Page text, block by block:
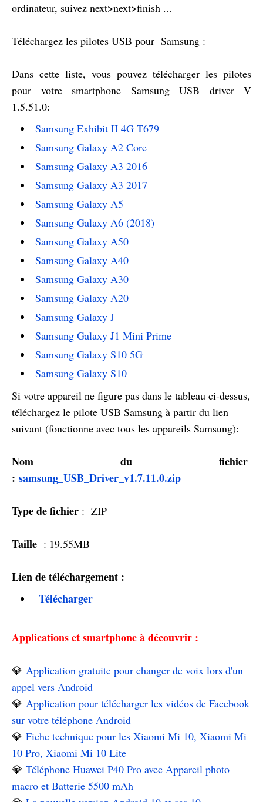
ordinateur, suivez next>next>finish ...
Téléchargez les pilotes USB pour Samsung :
Dans cette liste, vous pouvez télécharger les pilotes
pour votre smartphone Samsung USB driver V
1.5.51.0:
Samsung Exhibit II 4G T679
Samsung Galaxy A2 Core
Samsung Galaxy A3 2016
Samsung Galaxy A3 2017
Samsung Galaxy A5
Samsung Galaxy A6 (2018)
Samsung Galaxy A50
Samsung Galaxy A40
Samsung Galaxy A30
Samsung Galaxy A20
Samsung Galaxy J
Samsung Galaxy J1 Mini Prime
Samsung Galaxy S10 5G
Samsung Galaxy S10
Si votre appareil ne figure pas dans le tableau ci-dessus,
téléchargez le pilote USB Samsung à partir du lien
suivant (fonctionne avec tous les appareils Samsung):
Nom du fichier
: samsung_USB_Driver_v1.7.11.0.zip
Type de fichier : ZIP
Taille : 19.55MB
Lien de téléchargement :
Télécharger
Applications et smartphone à découvrir :
💎 Application gratuite pour changer de voix lors d'un
appel vers Android
💎 Application pour télécharger les vidéos de Facebook
sur votre téléphone Android
💎 Fiche technique pour les Xiaomi Mi 10, Xiaomi Mi
10 Pro, Xiaomi Mi 10 Lite
💎 Téléphone Huawei P40 Pro avec Appareil photo
macro et Batterie 5500 mAh